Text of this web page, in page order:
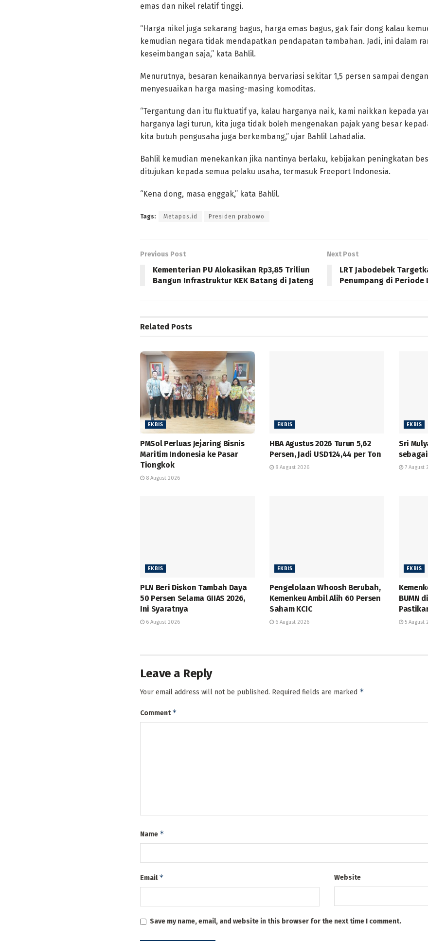
emas dan nikel relatif tinggi.
“Harga nikel juga sekarang bagus, harga emas bagus, gak fair dong kalau
kemudian negara tidak mendapatkan pendapatan tambahan. Jadi, ini dalam
keseimbangan saja,” kata Bahlil.
Menurutnya, besaran kenaikannya bervariasi sekitar 1,5 persen sampai
menyesuaikan harga masing-masing komoditas.
“Tergantung dan itu fluktuatif ya, kalau harganya naik, kami naikkan kepada
harganya lagi turun, kita juga tidak boleh mengenakan pajak yang besar
kita butuh pengusaha juga berkembang,” ujar Bahlil Lahadalia.
Bahlil kemudian menekankan jika nantinya berlaku, kebijakan peningkatan
ditujukan kepada semua pelaku usaha, termasuk Freeport Indonesia.
“Kena dong, masa enggak,” kata Bahlil.
Tags: Metapos.id Presiden prabowo
Previous Post
Kementerian PU Alokasikan Rp3,85 Triliun
Bangun Infrastruktur KEK Batang di Jateng
Next Post
LRT Jabodebek
Penumpang di Periode
Related Posts
EKBIS
PMSol Perluas Jejaring Bisnis
Maritim Indonesia ke Pasar
Tiongkok
8 August 2026
EKBIS
HBA Agustus 2026 Turun 5,62
Persen, Jadi USD124,44 per Ton
8 August 2026
EKBIS
Sri
7 August
EKBIS
PLN Beri Diskon Tambah Daya
50 Persen Selama GIIAS 2026,
Ini Syaratnya
6 August 2026
EKBIS
Pengelolaan Whoosh Berubah,
Kemenkeu Ambil Alih 60 Persen
Saham KCIC
6 August 2026
EKBIS
BUMN
5 August
Leave a Reply
Your email address will not be published. Required fields are marked *
Comment*
Name *
Email* Website
Save my name, email, and website in this browser for the next time I comment.